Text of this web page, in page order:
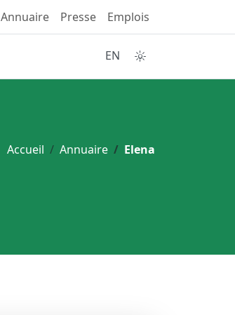
Annuaire Presse Emplois
EN
Accueil Annuaire Elena